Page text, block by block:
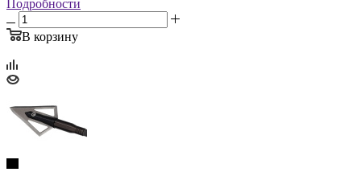
Подробности
В корзину